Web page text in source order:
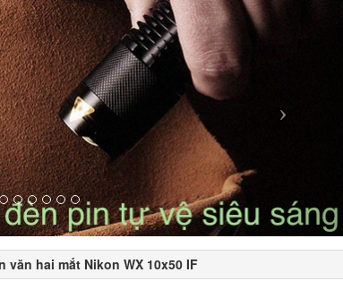
văn hai mắt Nikon WX 10x50 IF